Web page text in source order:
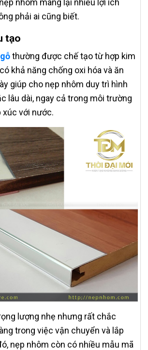
nhôm mang lại nhiều lợi ích
phải ai cũng biết.
tạo
thường được chế tạo từ hợp kim
khả năng chống oxi hóa và ăn
giúp cho nẹp nhôm duy trì hình
lâu dài, ngay cả trong môi trường
xúc với nước.
lượng nhẹ nhưng rất chắc
trong việc vận chuyển và lắp
nẹp nhôm còn có nhiều mẫu mã